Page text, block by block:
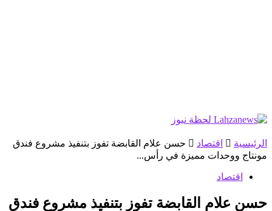
الرئيسية اقتصاد
حسن علام القابضة تفوز بتنفيذ مشروع فندق
مونتاج ووحدات مميزة في رأس...
اقتصاد
حسن علام القابضة تفوز بتنفيذ مشروع فندق